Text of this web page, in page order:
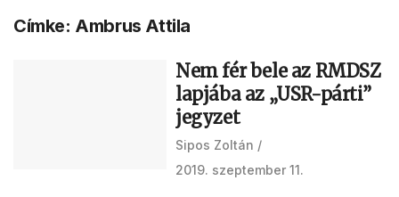
Címke: Ambrus Attila
Nem fér bele az RMDSZ
lapjába az „USR-párti”
jegyzet
Sipos Zoltán
2019. szeptember 11.